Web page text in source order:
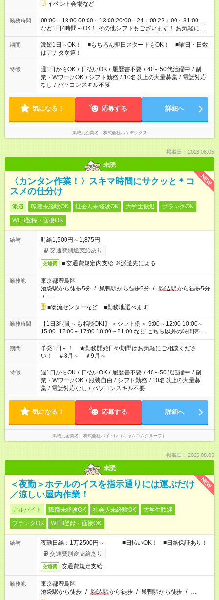
イベント会場など
勤務時間
09:00～18:00 09:00～13:00 20:00～24：00 22：00～31:00 …
など1日4時間～OK！ その他シフトもございます！ お気軽にご
相談ください！
期間
激短1日～OK！ ■もちろん即日スタートもOK！ ■曜日・日数
はアナタ次第！
特徴 週1日からOK / 日払いOK / 履歴書不要 / 40～50代活躍中 / 副
業・WワークOK / シフト勤務 / 10名以上の大量募集 / 電話対応
なし / パソコンスキル不要
気になる！ 応募する 詳細へ
掲載元企業名 株式会社ハンデックス
掲載日：2026.08.05
未読
NEW
〈カンタン作業！〉スキマ時間にサクッと＊コ
スメの仕分け
派遣 職種未経験OK 社会人未経験OK 大学生歓迎
ブランクOK
WEB登録・面接OK
給与
時給1,500円～1,875円
交通費別途支給あり
交通費 ■ 交通費規定内支給 ※派遣先による
勤務地
東京都豊島区
池袋駅から徒歩5分 / 巣鴨駅から徒歩5分 / 駒込駅から徒歩5分
/ …
■物流センターなど ■勤務地選べます
勤務時間
【1日3時間～も相談OK!】 ＜シフト例＞ 9:00～12:00 10:00～
15:00 12:00～17:00 18:00～21:00 など こちら以外の時間帯も
お気軽にご相談ください！
期間
単発1日～！ ★勤務開始日や期間はお気軽にご相談くださ
い！ ＃8月～ ＃9月～
特徴 週1日からOK / 日払いOK / 履歴書不要 / 40～50代活躍中 / 副
業・WワークOK / 服装自由 / シフト勤務 / 10名以上の大量募
集 / 電話対応なし / パソコンスキル不要
気になる！ 応募する 詳細へ
掲載元企業名 株式会社バイトレ（キャムコムグループ）
掲載日：2026.08.05
未読
NEW
＜夜勤＞ホテルのイスを指示通りには運ぶだけ
／涼しい屋内作業！
アルバイト 職種未経験OK 社会人未経験OK
大学生歓迎
ブランクOK
WEB登録・面接OK
給与
夜勤日給：1万2500円～ ■日払いOK！ ■日給保証あり！
交通費別途支給あり
交通費 交通費規定支給
勤務地
東京都豊島区
池袋駅から徒歩 / 駒込駅から徒歩 / 巣鴨駅から徒歩 / …